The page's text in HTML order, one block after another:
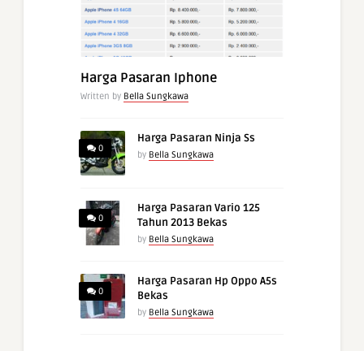
Harga Pasaran Iphone
Written by Bella Sungkawa
0
Harga Pasaran Ninja Ss
by Bella Sungkawa
0
Harga Pasaran Vario 125
Tahun 2013 Bekas
by Bella Sungkawa
0
Harga Pasaran Hp Oppo A5s
Bekas
by Bella Sungkawa